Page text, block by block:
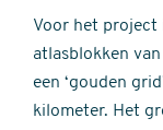
Voor het project
atlasblokken
een ‘gouden
kilometer. Het